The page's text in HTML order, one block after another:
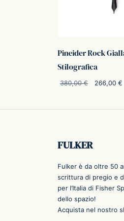
Pineider Rock
Stilografica
380,00€
Il
266,00 €
FULKER
Fulker è da oltre 50
scrittura di pregio e
per l’Italia di Fisher
dello spazio!
Acquista nel nostro